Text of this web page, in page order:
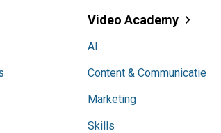
Video Academy
AI
Content & Communicatie
Marketing
Skills